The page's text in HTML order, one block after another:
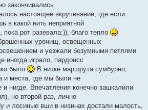
закончивались
настоящее вкручивание, где если
в какой нить неприятной
рот разевала:)), благо тепло
урочищ, освещенных
и уезжали безумными петлями
иногда играло, пардонсс
было
В нитке маршрута сумбурно,
и места, где мы были не
и нигде. Впечатления конечно зашкалили
но второй раз, лично
и лосиные вши в низинах достали малость,